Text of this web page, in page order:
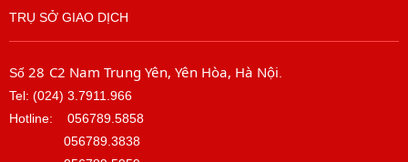
TRỤ SỞ GIAO DỊCH
Số 28 C2 Nam Trung Yên, Yên Hòa, Hà Nội
Tel: (024) 3.7911.966
Hotline: 056789.5858
056789.3838